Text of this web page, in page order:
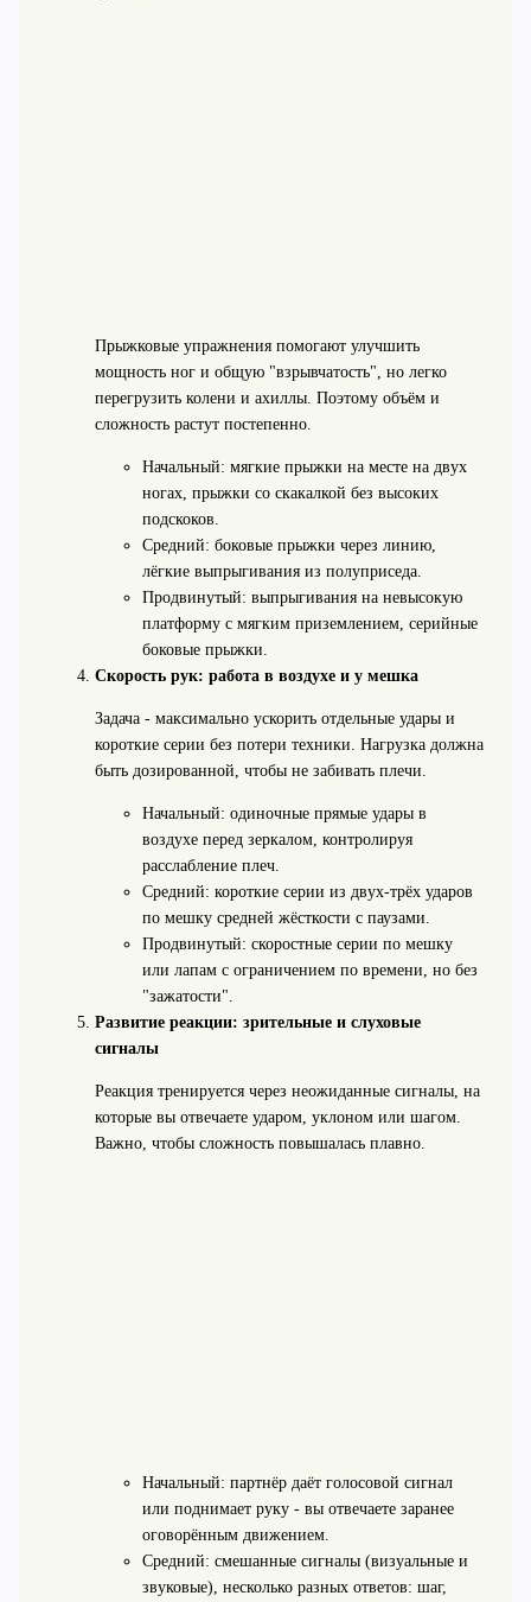
Прыжковые упражнения помогают улучшить
мощность ног и общую "взрывчатость", но легко
перегрузить колени и ахиллы. Поэтому объём и
сложность растут постепенно.
Начальный: мягкие прыжки на месте на двух
ногах, прыжки со скакалкой без высоких
подскоков.
Средний: боковые прыжки через линию,
лёгкие выпрыгивания из полуприседа.
Продвинутый: выпрыгивания на невысокую
платформу с мягким приземлением, серийные
боковые прыжки.
Скорость рук: работа в воздухе и у мешка
Задача - максимально ускорить отдельные удары и
короткие серии без потери техники. Нагрузка должна
быть дозированной, чтобы не забивать плечи.
Начальный: одиночные прямые удары в
воздухе перед зеркалом, контролируя
расслабление плеч.
Средний: короткие серии из двух-трёх ударов
по мешку средней жёсткости с паузами.
Продвинутый: скоростные серии по мешку
или лапам с ограничением по времени, но без
"зажатости".
Развитие реакции: зрительные и слуховые
сигналы
Реакция тренируется через неожиданные сигналы, на
которые вы отвечаете ударом, уклоном или шагом.
Важно, чтобы сложность повышалась плавно.
Начальный: партнёр даёт голосовой сигнал
или поднимает руку - вы отвечаете заранее
оговорённым движением.
Средний: смешанные сигналы (визуальные и
звуковые), несколько разных ответов: шаг,